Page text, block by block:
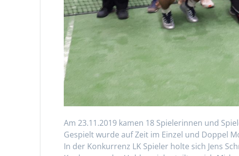
Am 23.11.2019 kamen 18 Spielerinnen und
Gespielt wurde auf Zeit im Einzel und Doppel
In der Konkurrenz LK Spieler holte sich Jens